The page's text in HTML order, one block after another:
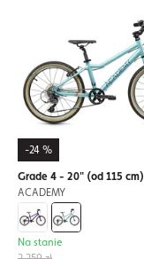
-24 %
Grade 4 - 20" (od 115 cm)
ACADEMY
Na stanie